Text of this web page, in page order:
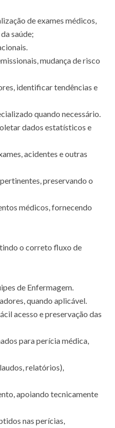
de exames médicos,
saúde;
mudança de risco
identificar tendências e
quando necessário.
dados estatísticos e
acidentes e outras
preservando o
médicos, fornecendo
o correto fluxo de
de Enfermagem.
quando aplicável.
acesso e preservação das
para perícia médica,
relatórios),
apoiando tecnicamente
nas perícias,